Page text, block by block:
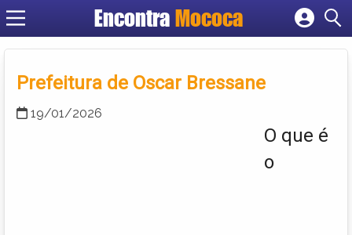
Encontra Mococa
Criar conta
Prefeitura de Oscar Bressane
19/01/2026
O que é
o